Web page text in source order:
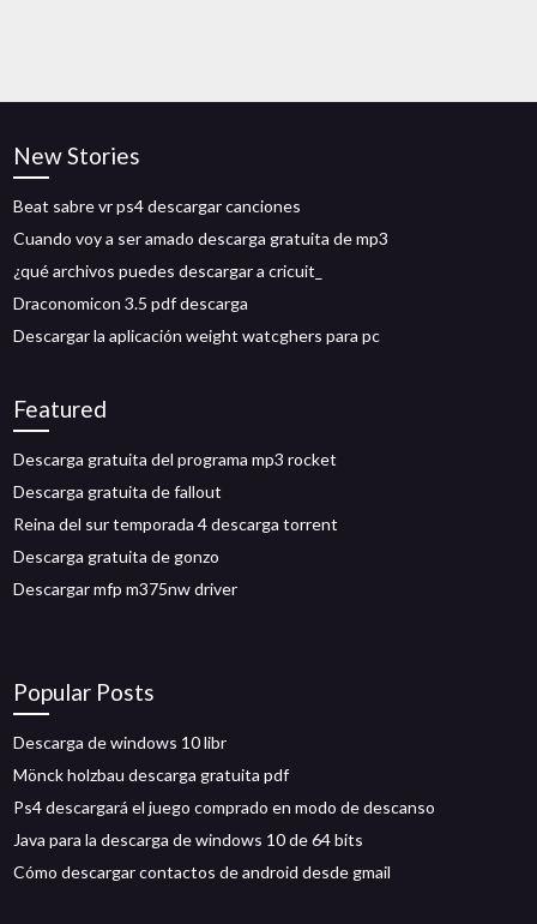
New Stories
Beat sabre vr ps4 descargar canciones
Cuando voy a ser amado descarga gratuita de mp3
¿qué archivos puedes descargar a cricuit_
Draconomicon 3.5 pdf descarga
Descargar la aplicación weight watcghers para pc
Featured
Descarga gratuita del programa mp3 rocket
Descarga gratuita de fallout
Reina del sur temporada 4 descarga torrent
Descarga gratuita de gonzo
Descargar mfp m375nw driver
Popular Posts
Descarga de windows 10 libr
Mönck holzbau descarga gratuita pdf
Ps4 descargará el juego comprado en modo de descanso
Java para la descarga de windows 10 de 64 bits
Cómo descargar contactos de android desde gmail